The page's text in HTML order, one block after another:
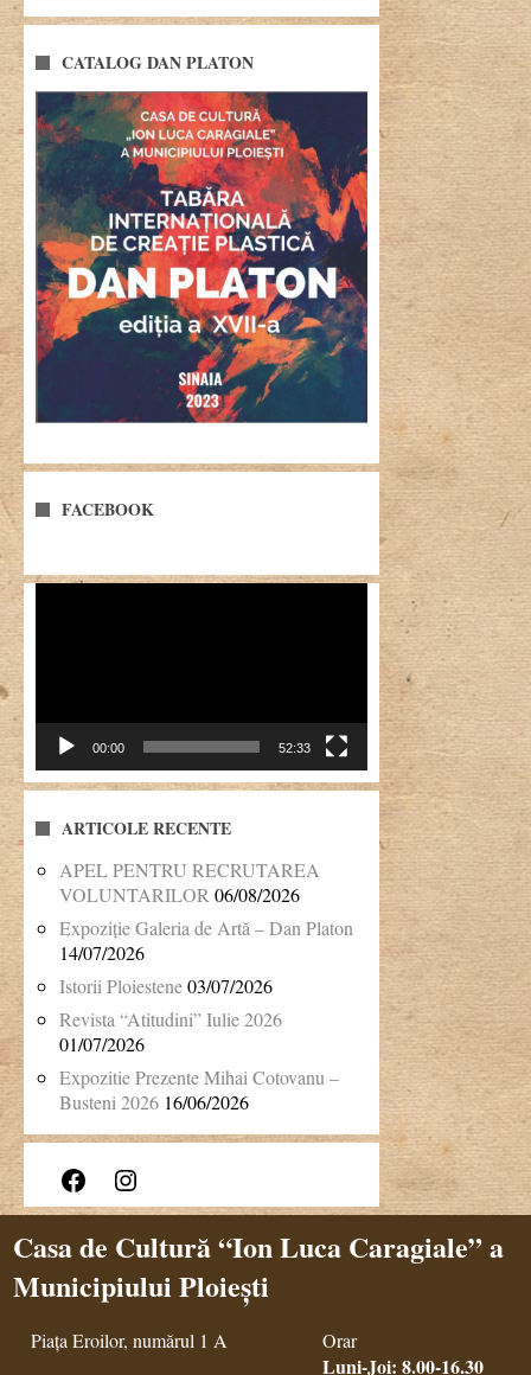
CATALOG DAN PLATON
FACEBOOK
00:00 52:33
ARTICOLE RECENTE
APEL PENTRU RECRUTAREA
VOLUNTARILOR 06/08/2026
Expoziție Galeria de Artă – Dan Platon
14/07/2026
Istorii Ploiestene03/07/2026
Revista “Atitudini” Iulie 2026
01/07/2026
Expozitie Prezente Mihai Cotovanu –
Busteni 2026 16/06/2026
Facebook Instagram
Casa de Cultură “Ion Luca Caragiale” a
Municipiului Ploiești
Piața Eroilor, numărul 1 A Orar
Luni-Joi: 8.00-16.30